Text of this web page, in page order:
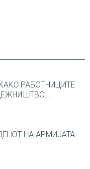
РАБОТНИЦИТЕ
НА АРМИЈАТА